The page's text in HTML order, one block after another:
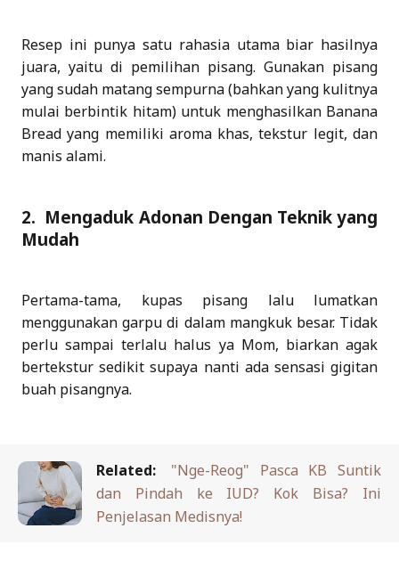
Resep ini punya satu rahasia utama biar hasilnya
juara, yaitu di pemilihan pisang. Gunakan pisang
yang sudah matang sempurna (bahkan yang kulitnya
mulai berbintik hitam) untuk menghasilkan Banana
Bread yang memiliki aroma khas, tekstur legit, dan
manis alami.
2. Mengaduk Adonan Dengan Teknik yang
Mudah
Pertama-tama, kupas pisang lalu lumatkan
menggunakan garpu di dalam mangkuk besar. Tidak
perlu sampai terlalu halus ya Mom, biarkan agak
bertekstur sedikit supaya nanti ada sensasi gigitan
buah pisangnya.
Related:
"Nge-Reog" Pasca KB Suntik
dan Pindah ke IUD? Kok Bisa? Ini
Penjelasan Medisnya!